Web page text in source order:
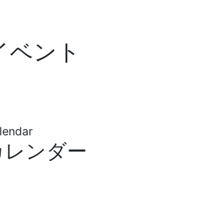
ベント
レンダー